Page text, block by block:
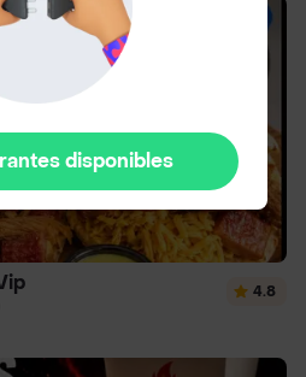
4.8
disponibles